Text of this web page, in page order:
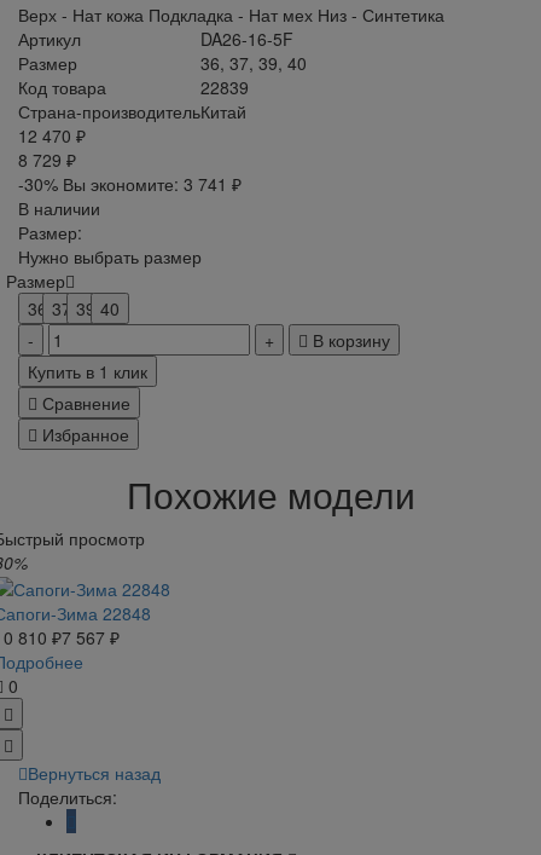
Верх - Нат кожа Подкладка - Нат мех Низ - Синтетика
Артикул
DA26-16-5F
Размер
36, 37, 39, 40
Код товара
22839
Страна-производительКитай
12 470 ₽
8 729 ₽
-30% Вы экономите: 3 741 ₽
В наличии
Размер:
Нужно выбрать размер
Размер
36 37 39 40
В корзину
Купить в 1 клик
Сравнение
Избранное
Похожие модели
просмотр
Зима 22848
810 ₽7 567 ₽
0
Вернуться назад
Поделиться: